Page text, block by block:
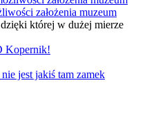
założenia muzeum
której w dużej mierze
Kopernik!
jest jakiś tam zamek